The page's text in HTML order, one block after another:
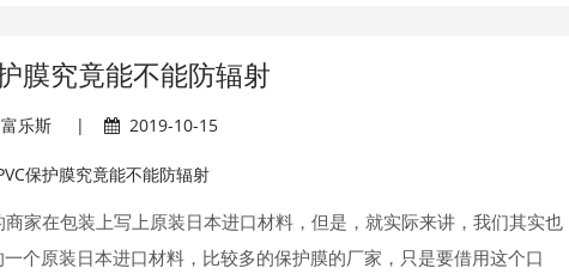
膜究竟能不能防辐射
富乐斯 | 2019-10-15
家在包装上写上原装日本进口材料，但是，就实际来讲，我们其实也
个原装日本进口材料，比较多的保护膜的厂家，只是要借用这个口